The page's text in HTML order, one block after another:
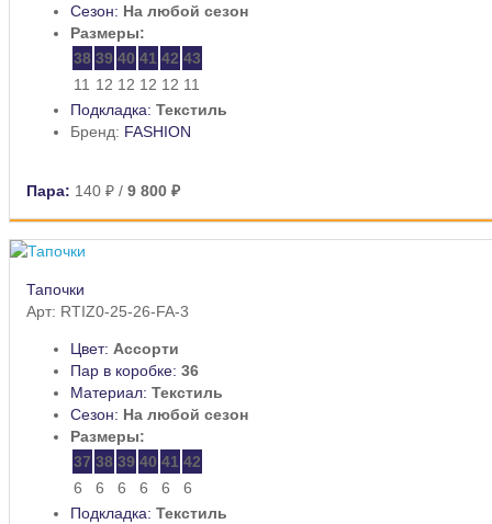
Сезон: На любой сезон
Размеры:
38 39 40 41 42 43
11 12 12 12 12 11
Подкладка: Текстиль
Бренд: FASHION
Пара: 140 ₽ / 9 800 ₽
Тапочки
Арт: RTIZ0-25-26-FA-3
Цвет: Ассорти
Пар в коробке: 36
Материал: Текстиль
Сезон: На любой сезон
Размеры:
37 38 39 40 41 42
6
6 6 6 6
6
Подкладка: Текстиль